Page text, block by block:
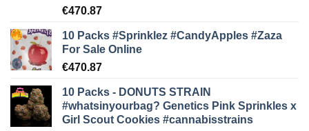
€470.87
10 Packs #Sprinklez #CandyApples #Zaza
For Sale Online
€470.87
10 Packs - DONUTS STRAIN
#whatsinyourbag? Genetics Pink Sprinkles x
Girl Scout Cookies #cannabisstrains